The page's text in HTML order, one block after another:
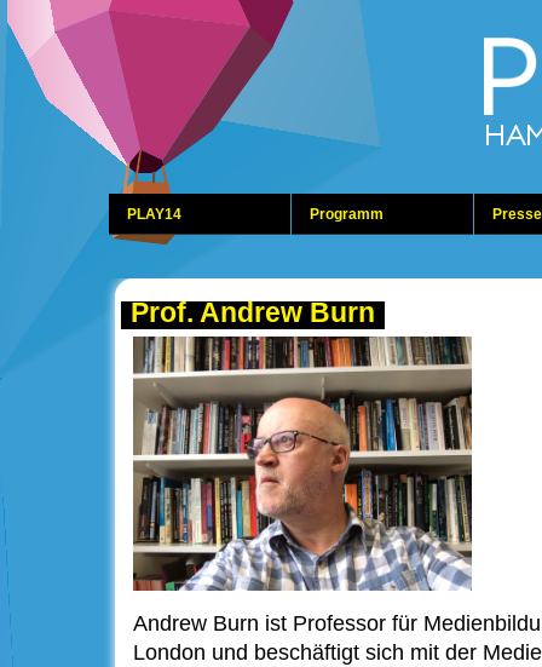
PLAY14 Programm Presse
Prof. Andrew Burn
Andrew Burn ist Professor für
London und beschäftigt sich mit der